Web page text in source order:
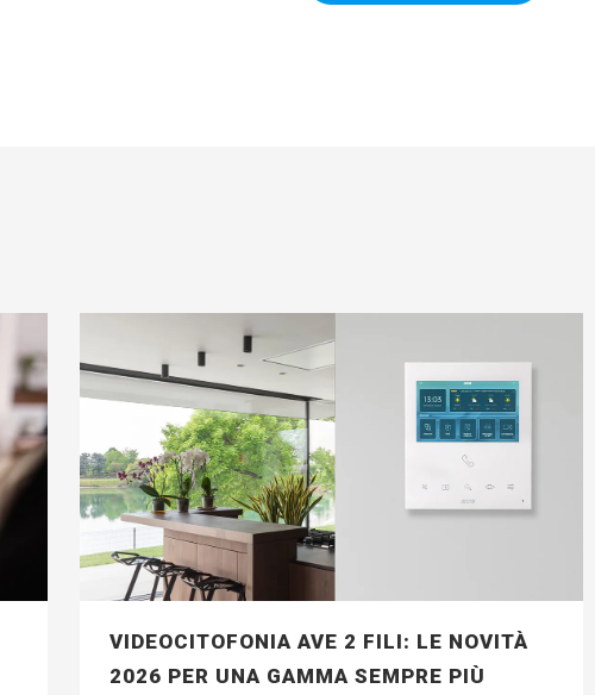
VIDEOCITOFONIA AVE 2 FILI: LE NOVITÀ
2026 PER UNA GAMMA SEMPRE PIÙ